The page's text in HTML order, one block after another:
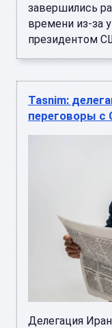
завершились
времени из-за
президентом
Tasnim:
переговоры с
Делегация